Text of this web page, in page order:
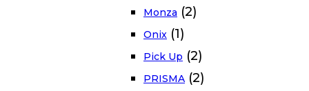
Monza (2)
Onix (1)
Pick Up (2)
PRISMA (2)